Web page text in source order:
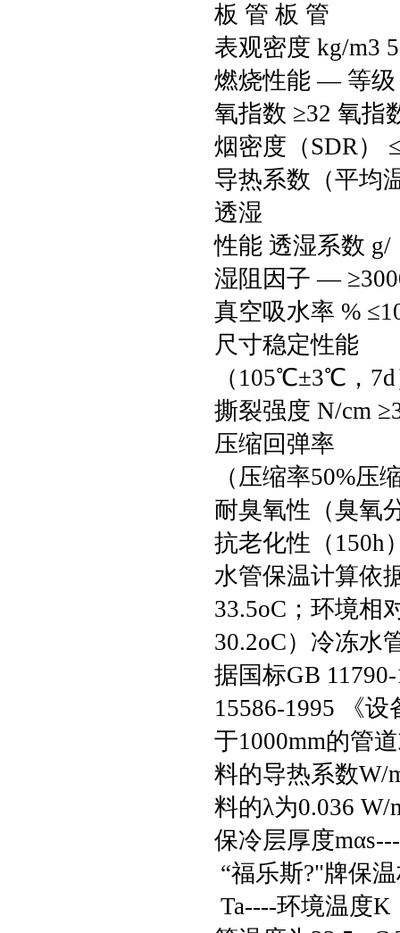
板 管 板 管
表观密度 kg/m3
燃烧性能 — 等
氧指数 ≥32 氧指
烟密度（SDR）
导热系数（平均
透湿
性能 透湿系数 g/
湿阻因子 —
真空吸水率 %
尺寸稳定性能
（105℃±3℃，
撕裂强度 N/cm
压缩回弹率
（压缩率50%压
耐臭氧性（臭氧
抗老化性（150h
水管保温计算依
33.5oC；环境相
30.2oC）冷冻水
据国标GB
15586-1995 《
于1000mm的管
料的导热系数
料的λ为0.036
保冷层厚度
“福乐斯?"牌保
Ta----环境温度